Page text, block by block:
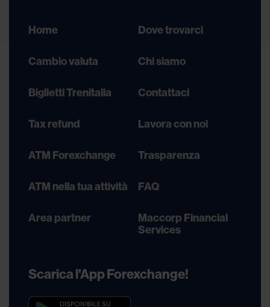
Home
Cambio valuta
Biglietti Trenitalia
Tax refund
ATM Forexchange
ATM nella tua attività
Area partner
Dove trovarci
Chi siamo
Contattaci
Lavora con noi
Trasparenza
FAQ
Maccorp Financial
Services
Scarica l'App Forexchange!